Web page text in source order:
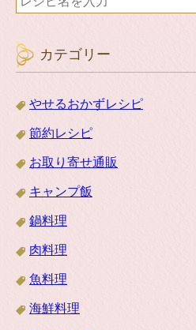
カテゴリー
やせるおかずレシピ
節約レシピ
お取り寄せ通販
キャンプ飯
鍋料理
肉料理
魚料理
海鮮料理